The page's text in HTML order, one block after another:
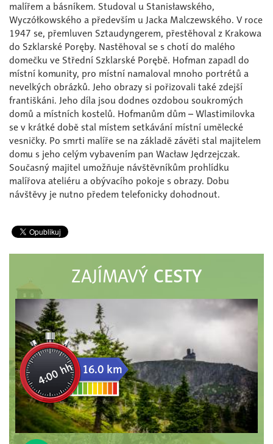
malířem a básníkem. Studoval u Stanisławského,
Wyczółkowského a především u Jacka Malczewského. V roce
1947 se, přemluven Sztaudyngerem, přestěhoval z Krakowa
do Szklarské Poręby. Nastěhoval se s chotí do malého
domečku ve Střední Szklarské Porębě. Hofman zapadl do
místní komunity, pro místní namaloval mnoho portrétů a
nevelkých obrázků. Jeho obrazy si pořizovali také zdejší
františkáni. Jeho díla jsou dodnes ozdobou soukromých
domů a místních kostelů. Hofmanům dům – Wlastimilovka
se v krátké době stal místem setkávání místní umělecké
vesničky. Po smrti malíře se na základě závěti stal majitelem
domu s jeho celým vybavením pan Wacław Jędrzejczak.
Současný majitel umožňuje návštěvníkům prohlídku
malířova ateliéru a obývacího pokoje s obrazy. Dobu
návštěvy je nutno předem telefonicky dohodnout.
ZAJÍMAVÝ CESTY
4:00 hh 16.0 km